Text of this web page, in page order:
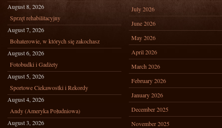
August 8, 2026
Sprzęt rehabilitacyjny
August 7, 2026
Bohaterowie, w których się zakochasz
August 6, 2026
Fotobudki i Gadżety
August 5, 2026
Sportowe Ciekawostki i Rekordy
August 4, 2026
Andy (Ameryka Południowa)
August 3, 2026
July 2026
June 2026
May 2026
April 2026
March 2026
February 2026
January 2026
December 2025
November 2025